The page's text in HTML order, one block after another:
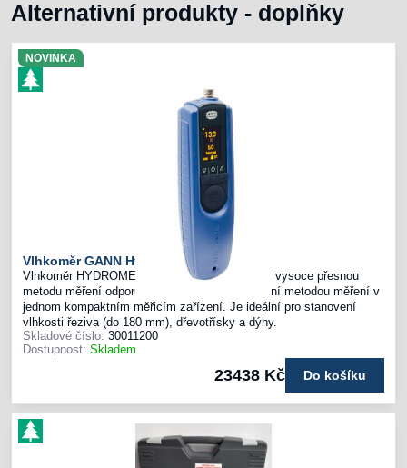
Alternativní produkty - doplňky
Vlhkoměr GANN Hydromette BL A Plus
NOVINKA
Vlhkoměr HYDROMETTE BL A Plus kombinuje vysoce přesnou
metodu měření odporu s nedestruktivní kapacitní metodou měření v
jednom kompaktním měřicím zařízení. Je ideální pro stanovení
vlhkosti řeziva (do 180 mm), dřevotřísky a dýhy.
Skladové číslo: 30011200
Dostupnost: Skladem
23438 Kč Do košíku